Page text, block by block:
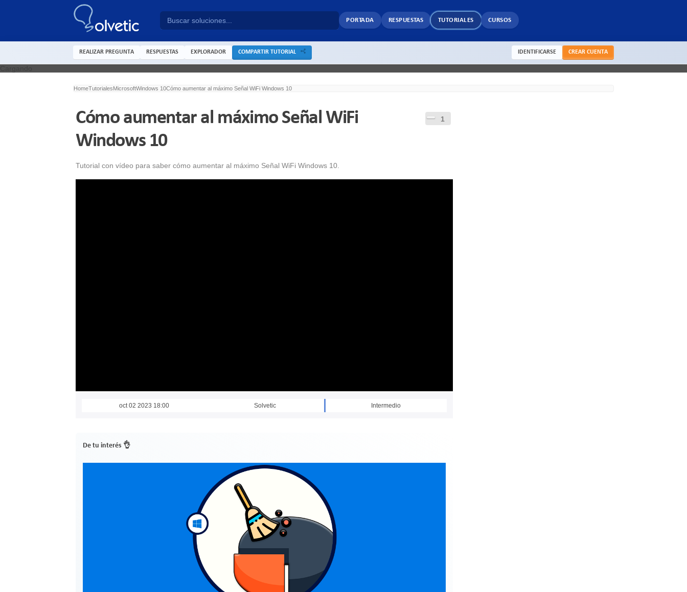
PORTADA RESPUESTAS TUTORIALES CURSOS
REALIZAR PREGUNTA RESPUESTAS EXPLORADOR COMPARTIR TUTORIAL IDENTIFICARSE CREAR CUENTA
HomeTutorialesMicrosoftWindows 10Cómo aumentar al máximo Señal WiFi Windows 10
1
Cómo aumentar al máximo Señal WiFi
Windows 10
Tutorial con vídeo para saber cómo aumentar al máximo Señal WiFi Windows 10.
oct 02 2023 18:00 Solvetic Intermedio
De tu interés 👌